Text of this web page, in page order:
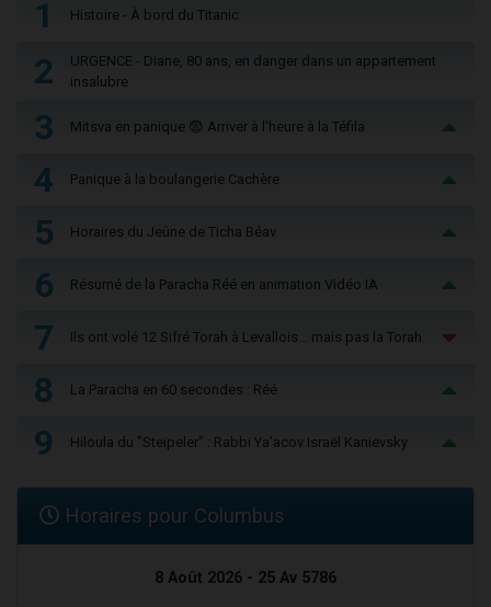
1 Histoire - À bord du Titanic
2
URGENCE - Diane, 80 ans, en danger dans un appartement
insalubre
3 Mitsva en panique 😨 Arriver à l'heure à la Téfila
4 Panique à la boulangerie Cachère
5 Horaires du Jeûne de Ticha Béav
6 Résumé de la Paracha Réé en animation Vidéo IA
7 Ils ont volé 12 Sifré Torah à Levallois… mais pas la Torah
8 La Paracha en 60 secondes : Réé
9 Hiloula du "Steïpeler" : Rabbi Ya’acov Israël Kanievsky
Horaires pour Columbus
8 Août 2026 - 25 Av 5786